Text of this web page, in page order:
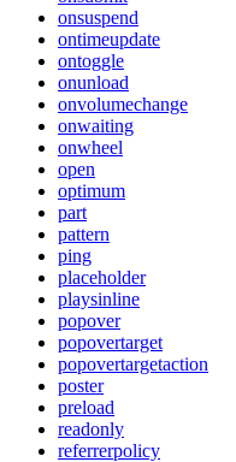
onsuspend
ontimeupdate
ontoggle
onunload
onvolumechange
onwaiting
onwheel
open
optimum
part
pattern
ping
placeholder
playsinline
popover
popovertarget
popovertargetaction
poster
preload
readonly
referrerpolicy